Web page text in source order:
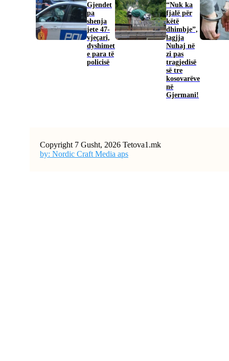
Gjendet
pa
shenja
jete 47-
vjeçari,
dyshimet
e para të
policisë
“Nuk ka
fjalë për
këtë
dhimbje”,
lagjja
Nuhaj në
zi pas
tragjedisë
së tre
kosovarëve
në
Gjermani!
Copyright 7 Gusht, 2026 Tetova1.mk
by: Nordic Craft Media aps